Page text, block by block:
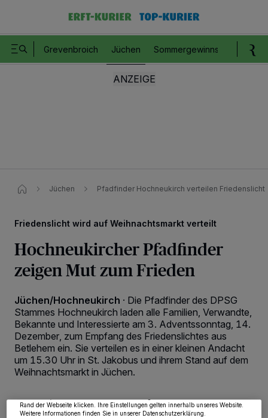
Grevenbroich Jüchen Sommergewinnspiel
Jüchen Pfadfinder Hochneukirch verteilen Friedenslicht
Friedenslicht wird auf Weihnachtsmarkt verteilt
Hochneukircher Pfadfinder
zeigen Mut zum Frieden
Jüchen/Hochneukirch · Die Pfadfinder des DPSG
Stammes Hochneukirch laden alle Familien, Verwandte,
Bekannte und Interessierte am 3. Adventssonntag, 14.
Dezember, zum Empfang des Friedenslichtes aus
Betlehem ein. Sie verteilen es in einer kleinen Andacht
um 15.30 Uhr in St. Jakobus und ihrem Stand auf dem
Weihnachtsmarkt in Jüchen.
Wir und unsere218 -Partner speichern und greifen auf personenbezogene Daten
wie Browserdaten oder eindeutige Kennungen auf Ihrem Gerät zu. Durch Auswahl
Partner verarbeiten Daten, um Ihnen Dienste bereitzustellen“ aufgeführten
Zwecke. Wenn Tracker deaktiviert sind, sind manche Inhalte und Anzeigen
Rand der Webseite klicken. Ihre Einstellungen gelten innerhalb unseres Website.
Weitere Informationen finden Sie in unserer Datenschutzerklärung.